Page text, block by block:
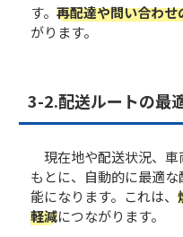
す。 再配達や問い合わ
がります。
3-2.配送ルートの最
現在地や配送状況、車
もとに、自動的に最適
能になります。これは、
軽減につながります。